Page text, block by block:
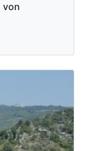
von